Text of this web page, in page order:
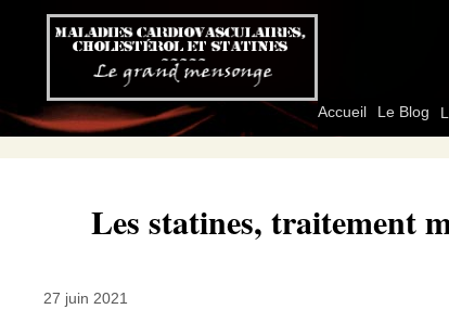
Accueil Le Blog
Les statines, traitement
27 juin 2021